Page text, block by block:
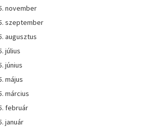
november
szeptember
augusztus
július
június
május
március
február
január